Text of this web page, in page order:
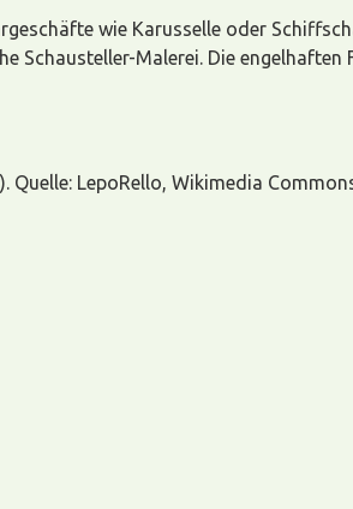
wie Karusselle oder
Malerei. Die engelhaften
LepoRello, Wikimedia